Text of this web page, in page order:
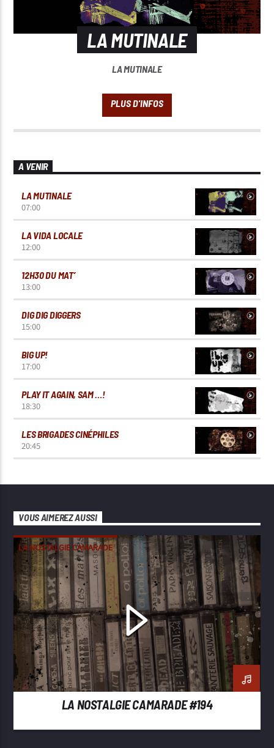
LA MUTINALE
LA MUTINALE
A VENIR
LA MUTINALE
07:00
LA VIDA LOCALE
12:00
12H30 DU MAT’
13:00
DIG DIG DIGGERS
15:00
BIG UP!
17:00
PLAY IT AGAIN, SAM …!
18:30
LES BRIGADES CINÉPHILES
20:45
VOUS AIMEREZ AUSSI
LA NOSTALGIE CAMARADE
LA NOSTALGIE CAMARADE #194